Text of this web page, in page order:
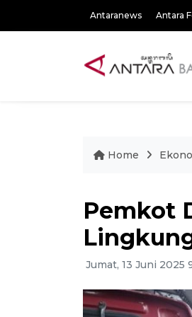
Antaranews Antara
Home
Pemkot
Jumat, 13 Juni 2025